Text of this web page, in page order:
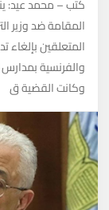
كتب – محمد عيد:
المتعلقين بإلغاء
والفرنسية
وكانت القضية ق